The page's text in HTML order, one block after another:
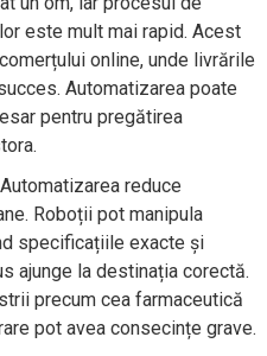
este mult mai rapid. Acest
online, unde livrările
Automatizarea poate
pentru pregătirea
reduce
Roboții pot manipula
specificațiile exacte și
ajunge la destinația corectă.
precum cea farmaceutică
pot avea consecințe grave.